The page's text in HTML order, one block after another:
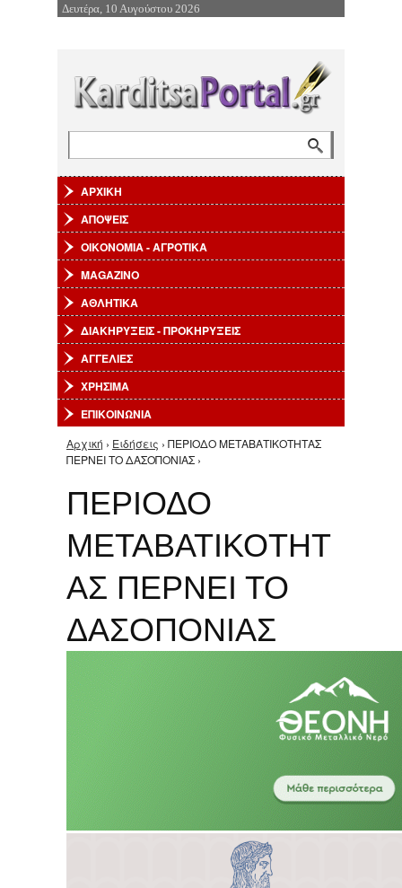
Επιστροφή στην Πλοήγηση
Δευτέρα, 10 Αυγούστου 2026
ΑΡΧΙΚΗ
ΑΠΟΨΕΙΣ
ΟΙΚΟΝΟΜΙΑ - ΑΓΡΟΤΙΚΑ
MAGAZINO
ΑΘΛΗΤΙΚΑ
ΔΙΑΚΗΡΥΞΕΙΣ - ΠΡΟΚΗΡΥΞΕΙΣ
ΑΓΓΕΛΙΕΣ
ΧΡΗΣΙΜΑ
ΕΠΙΚΟΙΝΩΝΙΑ
Είστε εδώ
Αρχική › Ειδήσεις › ΠΕΡΙΟΔΟ ΜΕΤΑΒΑΤΙΚΟΤΗΤΑΣ
ΠΕΡΝΕΙ ΤΟ ΔΑΣΟΠΟΝΙΑΣ ›
ΠΕΡΙΟΔΟ
ΜΕΤΑΒΑΤΙΚΟΤΗΤ
ΑΣ ΠΕΡΝΕΙ ΤΟ
ΔΑΣΟΠΟΝΙΑΣ